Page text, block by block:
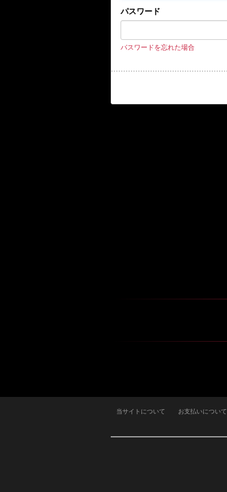
パスワード
パスワードを忘れた場合
当サイトについて お支払いについて